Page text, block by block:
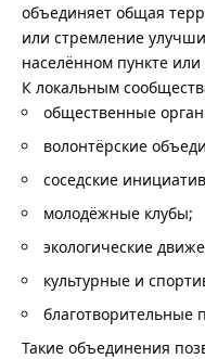
объединяет общая
или стремление
населённом пункте
К локальным
общественные
волонтёрские
соседские
молодёжные клубы;
экологические
культурные и
благотворительные
Такие объединения